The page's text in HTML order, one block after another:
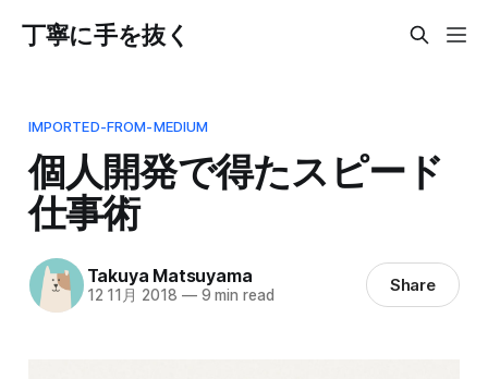
丁寧に手を抜く
IMPORTED-FROM-MEDIUM
個人開発で得たスピード
仕事術
Takuya Matsuyama
12 11月 2018 —9 min read Share